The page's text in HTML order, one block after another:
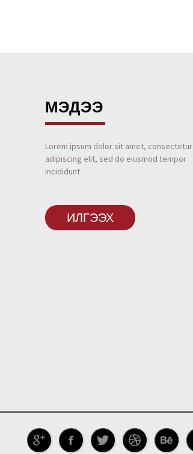
МЭДЭЭ
Lorem ipsum dolor sit amet, consectetur
adipiscing elit, sed do eiusmod tempor
incididunt
ИЛГЭЭХ